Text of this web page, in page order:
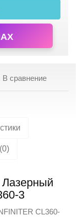
В сравнение
3
CL360-